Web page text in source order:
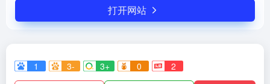
打开网站
1 3- 3+ 0 2